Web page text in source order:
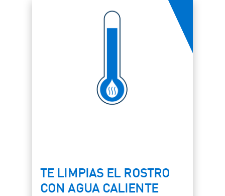
TE LIMPIAS EL ROSTRO
CON AGUA CALIENTE